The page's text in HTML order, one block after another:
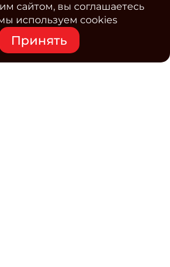
сайтом, вы соглашаетесь
используем cookies
Принять